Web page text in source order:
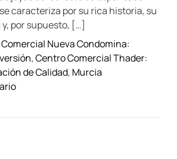
a
t
o
s
t
r
d
m
e
caracteriza por su rica historia, su
por supuesto, […]
Nueva Condomina:
,Centro Comercial Thader:
de Calidad, Murcia
o
C